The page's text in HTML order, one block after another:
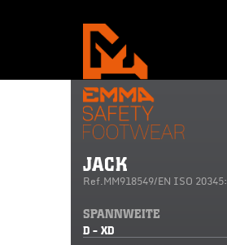
JACK
Ref.MM918549/EN ISO
SPANNWEITE
D - XD